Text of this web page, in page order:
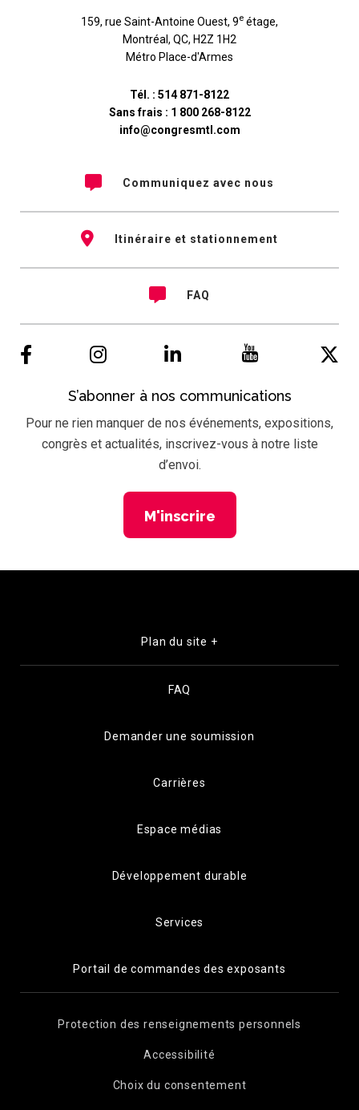
159, rue Saint-Antoine Ouest, 9e étage,
Montréal , QC, H2Z 1H2
Métro Place-d'Armes
Tél. : 514 871-8122
Sans frais : 1 800 268-8122
info@congresmtl.com
Communiquez avec nous
Itinéraire et stationnement
FAQ
S’abonner à nos communications
Pour ne rien manquer de nos événements, expositions,
congrès et actualités, inscrivez-vous à notre liste
d’envoi.
M'inscrire
Plan du site +
FAQ
Demander une soumission
Carrières
Espace médias
Développement durable
Services
Portail de commandes des exposants
Protection des renseignements personnels
Accessibilité
Choix du consentement